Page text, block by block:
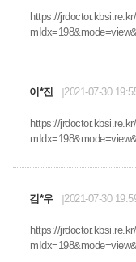
https://
이*진 2021-07-30
https://
김*우 2021-07-30
https://